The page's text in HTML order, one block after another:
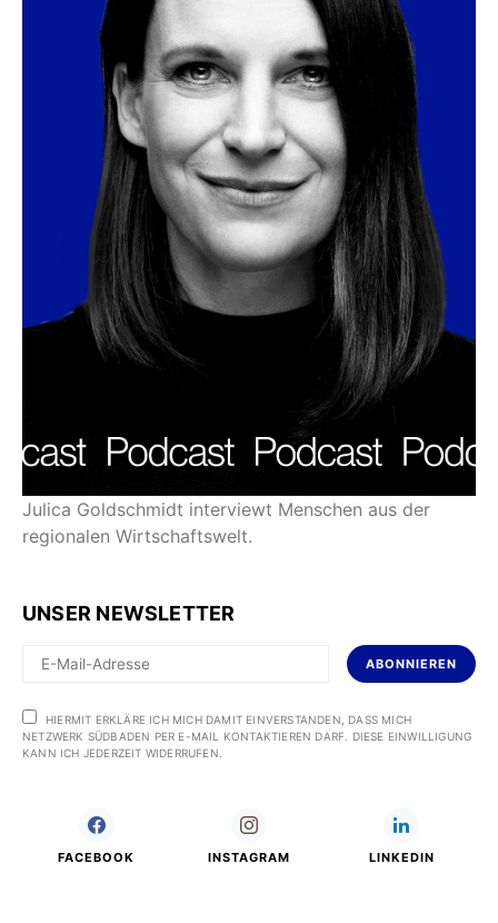
Julica Goldschmidt interviewt Menschen aus der
regionalen Wirtschaftswelt.
UNSER NEWSLETTER
ABONNIEREN
HIERMIT ERKLÄRE ICH MICH DAMIT EINVERSTANDEN, DASS MICH
NETZWERK SÜDBADEN PER E-MAIL KONTAKTIEREN DARF. DIESE EINWILLIGUNG
KANN ICH JEDERZEIT WIDERRUFEN.
FACEBOOK INSTAGRAM LINKEDIN